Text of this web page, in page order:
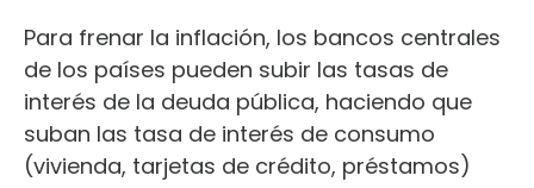
Para frenar la inflación, los bancos centrales
de los países pueden subir las tasas de
interés de la deuda pública, haciendo que
suban las tasa de interés de consumo
(vivienda, tarjetas de crédito, préstamos)